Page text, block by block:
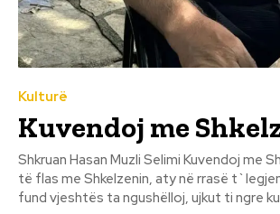
Kulturë
Kuvendoj me
Shkruan Hasan Muzli Selimi Kuvendoj me Shkelzenin Nuk di si
të flas me Shkelzenin, aty në rrasë
fund vjeshtës ta ngushëlloj, ujkut ti ngre